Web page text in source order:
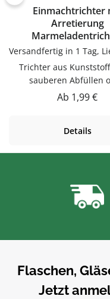
Einmachtrichter
Arretierung
Trichter aus Kunststoff – zum
sauberen Abfüllen
KleckernTrichter zum
Vorrat und Haushalt –
zum sauberen
Kleckern. Einfach in
lassenJetzt
Trichter bequem
flaschen-glaeser-und-
Regulärer
Ab 1,99 €
Details
Flaschen,
Jetzt